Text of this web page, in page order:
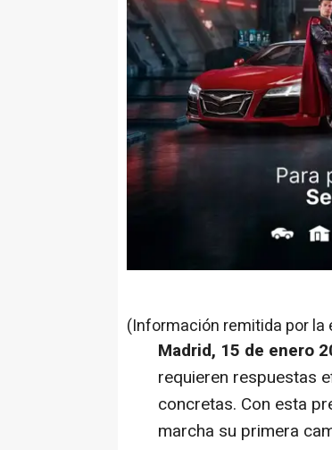
(Información remitida por
Madrid, 15 de enero
requieren respuestas
concretas. Con esta
marcha su primera